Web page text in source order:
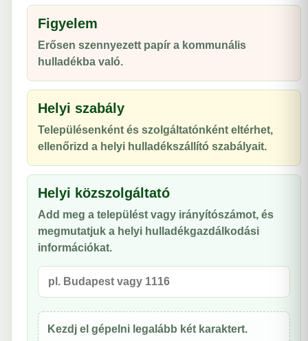
Figyelem
Erősen szennyezett papír a kommunális
hulladékba való.
Helyi szabály
Településenként és szolgáltatónként eltérhet,
ellenőrizd a helyi hulladékszállító szabályait.
Helyi közszolgáltató
Add meg a települést vagy irányítószámot, és
megmutatjuk a helyi hulladékgazdálkodási
információkat.
Kezdj el gépelni legalább két karaktert.